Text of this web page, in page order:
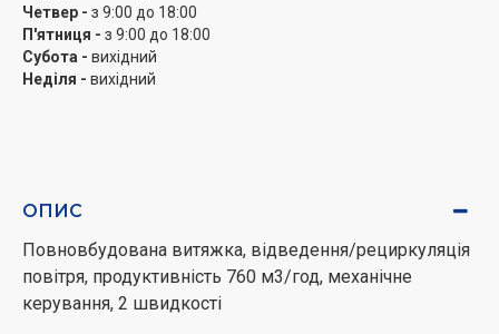
Четвер - з 9:00 до 18:00
П'ятниця - з 9:00 до 18:00
Субота - вихідний
Неділя - вихідний
ОПИС
Повновбудована витяжка, відведення/рециркуляція
повітря, продуктивність 760 м3/год, механічне
керування, 2 швидкості